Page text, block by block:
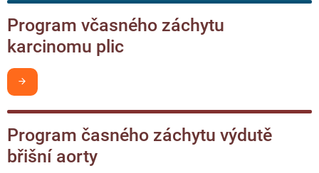
Program včasného záchytu
karcinomu plic
Program časného záchytu výdutě
břišní aorty